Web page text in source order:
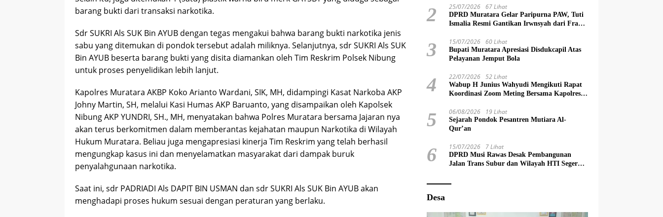
barang bukti dari transaksi narkotika.
Sdr SUKRI Als SUK Bin AYUB dengan tegas mengakui bahwa barang bukti narkotika jenis
sabu yang ditemukan di pondok tersebut adalah miliknya. Selanjutnya, sdr SUKRI Als SUK
Bin AYUB beserta barang bukti yang disita diamankan oleh Tim Reskrim Polsek Nibung
untuk proses penyelidikan lebih lanjut.
Kapolres Muratara AKBP Koko Arianto Wardani, SIK, MH, didampingi Kasat Narkoba AKP
Johny Martin, SH, melalui Kasi Humas AKP Baruanto, yang disampaikan oleh Kapolsek
Nibung AKP YUNDRI, SH., MH, menyatakan bahwa Polres Muratara bersama Jajaran nya
akan terus berkomitmen dalam memberantas kejahatan maupun Narkotika di Wilayah
Hukum Muratara. Beliau juga mengapresiasi kinerja Tim Reskrim yang telah berhasil
mengungkap kasus ini dan menyelamatkan masyarakat dari dampak buruk
penyalahgunaan narkotika.
Saat ini, sdr PADRIADI Als DAPIT BIN USMAN dan sdr SUKRI Als SUK Bin AYUB akan
menghadapi proses hukum sesuai dengan peraturan yang berlaku.
2 25/07/2026 67 Lihat
DPRD Muratara Gelar Paripurna PAW, Tuti
Ismalia Resmi Gantikan Irwnsyah dari Fraksi
3 15/07/2026 60 Lihat
Bupati Muratara Apresiasi Disdukcapil Atas
Pelayanan Jemput Bola
4 22/07/2026 52 Lihat
Wabup H Junius Wahyudi Mengikuti Rapat
Koordinasi Zoom Meting Bersama Kapolres
5 06/08/2026 19 Lihat
Sejarah Pondok Pesantren Mutiara Al-
Qur’an
6 15/07/2026 7 Lihat
DPRD Musi Rawas Desak Pembangunan
Jalan Trans Subur dan Wilayah HTI Segera
Desa